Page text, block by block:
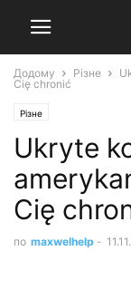
Додому Різне
Cię chronić
Різне
Ukryte
Cię
по maxwelhelp -